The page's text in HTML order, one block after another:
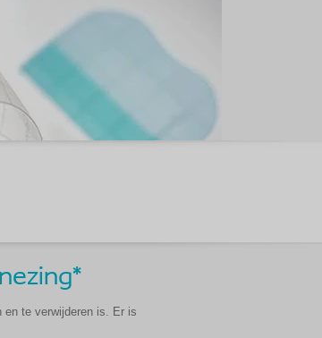
te verwijderen is. Er is